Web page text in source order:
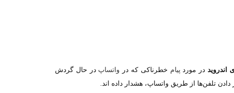
اندروید در مورد پیام خطرناکی که در واتساپ در حال گردش
تلفن‌ها از طریق واتساپ، هشدار داده اند.